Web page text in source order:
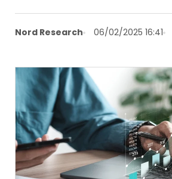
Nord Research 06/02/2025 16:41